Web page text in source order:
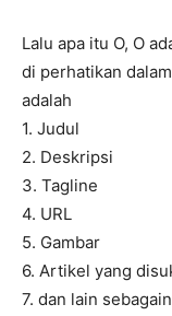
Lalu apa itu O, O
di perhatikan
adalah
1. Judul
2. Deskripsi
3. Tagline
4. URL
5. Gambar
6. Artikel yang
7. dan lain